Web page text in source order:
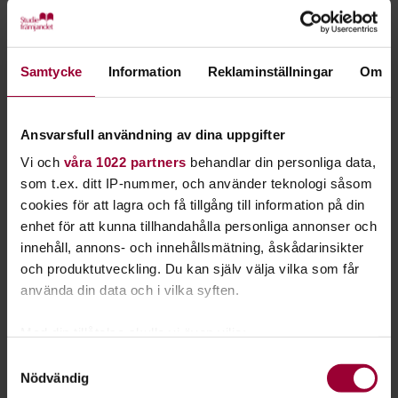
Samtycke Information Reklaminställningar Om
Ansvarsfull användning av dina uppgifter
Vi och våra 1022 partners behandlar din personliga data,
som t.ex. ditt IP-nummer, och använder teknologi såsom
cookies för att lagra och få tillgång till information på din
enhet för att kunna tillhandahålla personliga annonser och
innehåll, annons- och innehållsmätning, åskådarinsikter
och produktutveckling. Du kan själv välja vilka som får
använda din data och i vilka syften.
som kan ha en noggrannhet på upp till flera meter
Nödvändig
Mean Streak, Absorbing The Pain, Frantic Amber, Spitchic,
Dawn Of Silence, Ninnuam, Summoned Tide, Perry & The
Travellers
Umeå / Täfteåfestivalen - Lördag den 18 Juni 2011
Borlänge / Peace & Love - Torsdag den 30 Juni 2011
Vidya, Since Our First Guitar, Tony Clifton, The Glorious
Animals, Tikkle Me, Dolly Daggers
Skellefteå / Kurrahide-tältet - Fredag den 1 Juli 2011
Stolen Deer, The Koo-Koos, Freddy King, Ahead, Uni
Lidköping / Stadsträdgårn', DINA-scenen - Torsdag den 7